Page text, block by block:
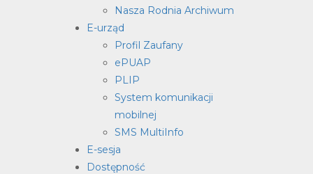
Nasza Rodnia Archiwum
E-urząd
Profil Zaufany
ePUAP
PLIP
System komunikacji
mobilnej
SMS MultiInfo
E-sesja
Dostępność